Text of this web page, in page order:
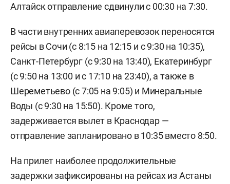
Алтайск отправление сдвинули с 00:30 на 7:30.
В части внутренних авиаперевозок переносятся
рейсы в Сочи (с 8:15 на 12:15 и с 9:30 на 10:35),
Санкт-Петербург (с 9:30 на 13:40), Екатеринбург
(с 9:50 на 13:00 и с 17:10 на 23:40), а также в
Шереметьево (с 7:05 на 9:05) и Минеральные
Воды (с 9:30 на 15:50). Кроме того,
задерживается вылет в Краснодар —
отправление запланировано в 10:35 вместо 8:50.
На прилет наиболее продолжительные
задержки зафиксированы на рейсах из Астаны